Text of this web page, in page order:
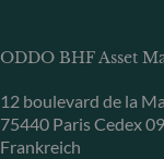
ODDO BHF Asset
12 boulevard de la
75440 Paris Cedex 09
Frankreich